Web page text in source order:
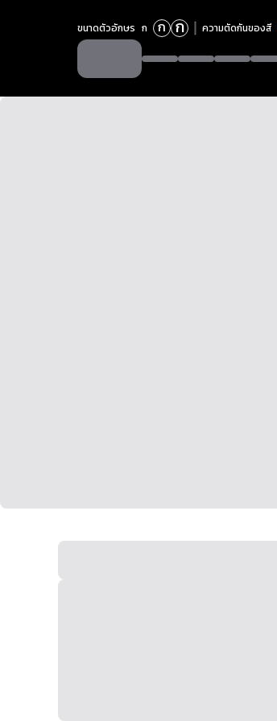
ขนาดตัวอักษร ก ก ก ความตัดกันของสี